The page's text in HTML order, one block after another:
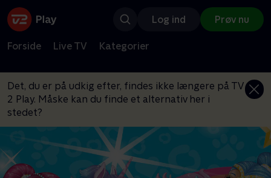
Log ind Prøv nu
Forside Live TV Kategorier
Det, du er på udkig efter, findes ikke længere på TV
2 Play. Måske kan du finde et alternativ her i
stedet?